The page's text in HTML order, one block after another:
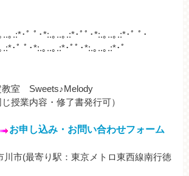
｡.:*･ﾟ ﾟ･*:.｡..｡.:*･ﾟﾟ･*:.｡..｡.:*･ﾟ ﾟ･
･ﾟ ﾟ･*:.｡..｡.:*･ﾟﾟ･*:.｡..｡.:*･ﾟ
教室 Sweets♪Melody
授業内容・修了書発行可）
お申し込み・お問い合わせフォーム
川市(最寄り駅：東京メトロ東西線南行徳